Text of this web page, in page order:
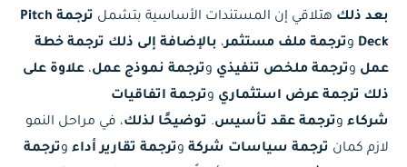
بعد ذلك هتلاقي إن المستندات الأساسية بتشمل
ترجمة Pitch
Deck وترجمة ملف مستثمر، بالإضافة إلى ذلك ترجمة خطة
عمل وترجمة ملخص تنفيذي وترجمة نموذج عمل، علاوة على
ذلك ترجمة عرض استثماري وترجمة اتفاقيات
شركاء وترجمة عقد تأسيس. توضيحًا لذلك، في مراحل النمو
لازم كمان ترجمة سياسات شركة وترجمة تقارير أداء وترجمة